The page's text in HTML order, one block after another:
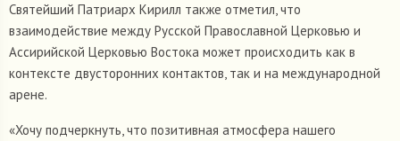
Святейший Патриарх Кирилл также отметил, что
взаимодействие между Русской Православной Церковью и
Ассирийской Церковью Востока может происходить как в
контексте двусторонних контактов, так и на международной
арене.
«Хочу подчеркнуть, что позитивная атмосфера нашего